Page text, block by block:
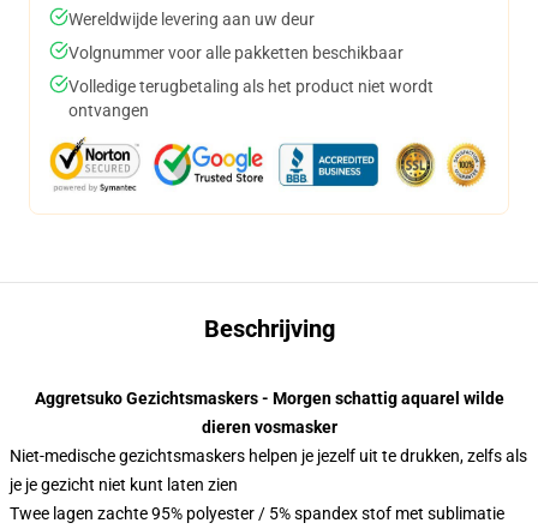
Wereldwijde levering aan uw deur
Volgnummer voor alle pakketten beschikbaar
Volledige terugbetaling als het product niet wordt
ontvangen
Beschrijving
Aggretsuko Gezichtsmaskers - Morgen schattig aquarel wilde
dieren vosmasker
Niet-medische gezichtsmaskers helpen je jezelf uit te drukken, zelfs als
je je gezicht niet kunt laten zien
Twee lagen zachte 95% polyester / 5% spandex stof met sublimatie